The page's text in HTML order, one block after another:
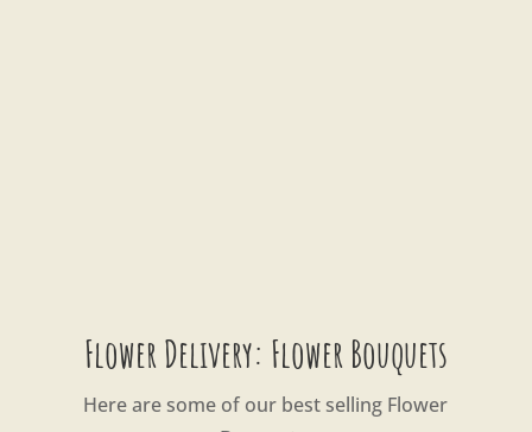
Flower Delivery: Flower Bouquets
Here are some of our best selling Flower